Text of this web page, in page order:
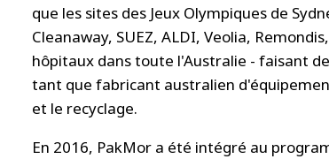
que les sites des Jeux Olympiques de
Cleanaway, SUEZ, ALDI, Veolia,
hôpitaux dans toute l'Australie - faisant
tant que fabricant australien
et le recyclage.
En 2016, PakMor a été intégré au